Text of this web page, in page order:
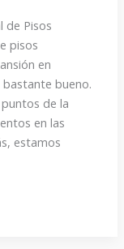
de Pisos
pisos
en
bueno.
de la
en las
estamos